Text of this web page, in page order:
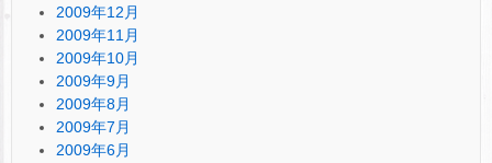
2009年12月
2009年11月
2009年10月
2009年9月
2009年8月
2009年7月
2009年6月